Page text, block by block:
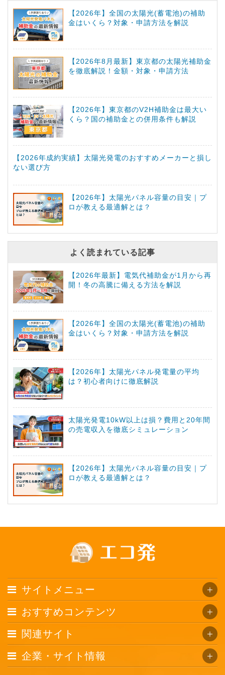
【2026年】全国の太陽光(蓄電池)の補助
金はいくら？対象・申請方法を解説
【2026年8月最新】東京都の太陽光補助金
を徹底解説！金額・対象・申請方法
【2026年】東京都のV2H補助金は最大い
くら？国の補助金との併用条件も解説
【2026年成約実績】太陽光発電のおすすめメーカーと損し
ない選び方
【2026年】太陽光パネル容量の目安｜プ
ロが教える最適解とは？
よく読まれている記事
【2026年最新】電気代補助金が1月から再
開！冬の高騰に備える方法を解説
【2026年】全国の太陽光(蓄電池)の補助
金はいくら？対象・申請方法を解説
【2026年】太陽光パネル発電量の平均
は？初心者向けに徹底解説
太陽光発電10kW以上は損？費用と20年間
の売電収入を徹底シミュレーション
【2026年】太陽光パネル容量の目安｜プ
ロが教える最適解とは？
サイトメニュー
おすすめコンテンツ
関連サイト
企業・サイト情報